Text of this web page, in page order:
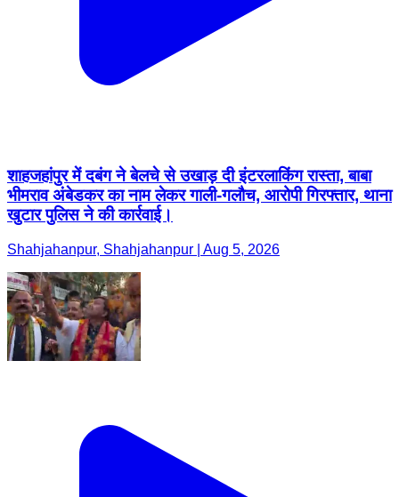
शाहजहांपुर में दबंग ने बेलचे से उखाड़ दी इंटरलाकिंग रास्ता, बाबा
भीमराव अंबेडकर का नाम लेकर गाली-गलौच, आरोपी गिरफ्तार, थाना
खुटार पुलिस ने की कार्रवाई।
Shahjahanpur, Shahjahanpur | Aug 5, 2026